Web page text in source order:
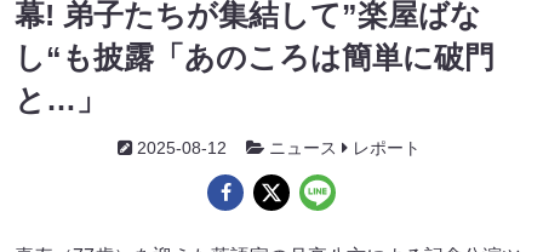
あり楽屋あり～60年の浮世話～』と題して、落語だけでな
く人気公演『八方の楽屋ばなし』の要素も盛り込んで、集
まった観客を喜ばせました。